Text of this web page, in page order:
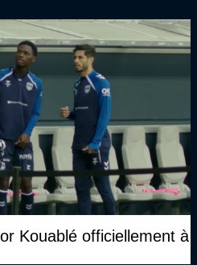
Kouablé officiellement à